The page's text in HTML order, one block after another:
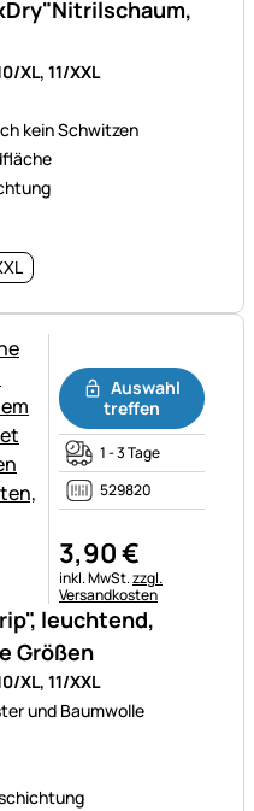
XL, 11/XXL
kein Schwitzen
leuchtend,
Größen
XL, 11/XXL
und Baumwolle
Auswahl
treffen
1 - 3 Tage
529820
3,90€
Steuerhinweis:
inkl. MwSt.zzgl.
Versandkosten